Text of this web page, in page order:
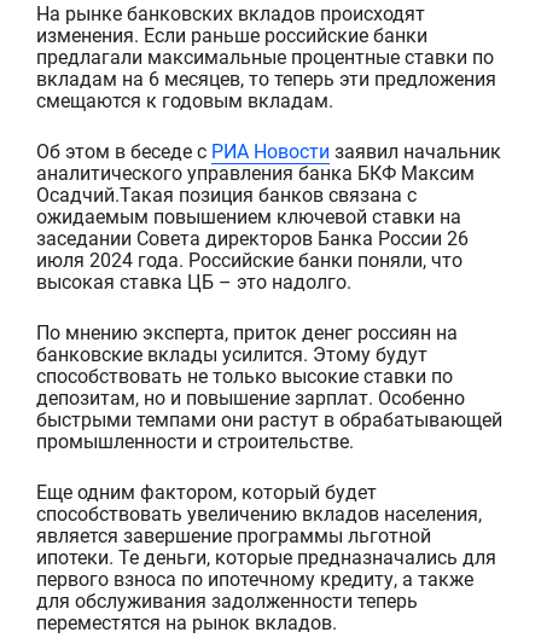
На рынке банковских вкладов происходят
изменения. Если раньше российские банки
предлагали максимальные процентные ставки по
вкладам на 6 месяцев, то теперь эти предложения
смещаются к годовым вкладам.
Об этом в беседе с РИА Новости заявил начальник
аналитического управления банка БКФ Максим
Осадчий.Такая позиция банков связана с
ожидаемым повышением ключевой ставки на
заседании Совета директоровБанка России 26
июля 2024 года. Российские банки поняли, что
высокая ставка ЦБ – это надолго.
По мнению эксперта, приток денег россиян на
банковские вклады усилится. Этому будут
способствовать не только высокие ставки по
депозитам, но и повышение зарплат. Особенно
быстрыми темпами они растут в обрабатывающей
промышленности и строительстве.
Еще одним фактором, который будет
способствовать увеличению вкладов населения,
является завершение программы льготной
ипотеки. Те деньги, которые предназначались для
первого взноса по ипотечному кредиту, а также
для обслуживания задолженности теперь
переместятся на рынок вкладов.